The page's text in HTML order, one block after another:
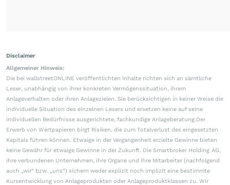
Disclaimer
Allgemeiner Hinweis:
Die bei wallstreetONLINE veröffentlichten Inhalte richten sich an sämtliche
Leser, unabhängig von ihrer konkreten Vermögenssituation, ihrem
Anlageverhalten oder ihren Anlagezielen. Sie berücksichtigen in keiner Weise die
individuelle Situation des einzelnen Lesers und ersetzen keine auf seine
individuellen Bedürfnisse ausgerichtete, fachkundige Anlageberatung.Der
Erwerb von Wertpapieren birgt Risiken, die zum Totalverlust des eingesetzten
Kapitals führen können. Etwaige in der Vergangenheit erzielte Gewinne bieten
keine Gewähr für etwaige Gewinne in der Zukunft. Die Smartbroker Holding AG,
ihre verbundenen Unternehmen, ihre Organe und ihre Mitarbeiter (nachfolgend
auch „wir“ bzw. „uns“) sichern weder explizit noch implizit eine bestimmte
Kursentwicklung von Anlageprodukten oder Anlageproduktklassen zu. Wir